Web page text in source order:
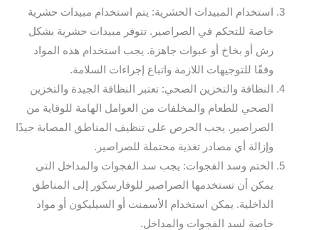
استخدام المبيدات الحشرية: يتم استخدام مبيدات حشرية
خاصة للتحكم في الصراصير. تتوفر مبيدات حشرية بشكل
رش أو بخاخ أو عبوات جاهزة. يجب استخدام هذه المواد
وفقًا للتوجيهات اللازمة واتباع إجراءات السلامة.
النظافة والتخزين الصحي: تعتبر النظافة الجيدة والتخزين
الصحي للطعام والمخلفات من العوامل الهامة للوقاية من
الصراصير. يجب الحرص على تنظيف المناطق المصابة جيدًا
وإزالة أي مصادر تغذية محتملة للصراصير.
الختم وسد الفجوات: يجب سد الفجوات والمداخل التي
يمكن أن تستخدمها الصراصير للوفارسكور إلى المناطق
الداخلية. يمكن استخدام الأسمنت أو السيليكون أو مواد
خاصة لسد الفجوات والمداخل.